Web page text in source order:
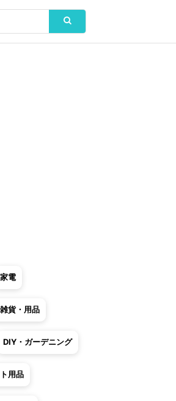
家電
貨・用品
DIY・ガーデニング
用品